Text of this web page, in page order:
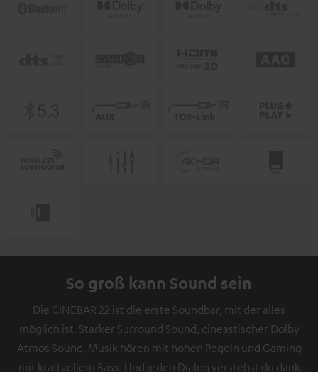
So groß kann Sound sein
Die CINEBAR 22 ist die erste Soundbar, mit der alles
möglich ist. Starker Surround Sound, cineastischer Dolby
Atmos Sound, Musik hören mit hohen Pegeln und Gaming
mit kraftvollem Bass. Und jeden Dialog verstehst du dank